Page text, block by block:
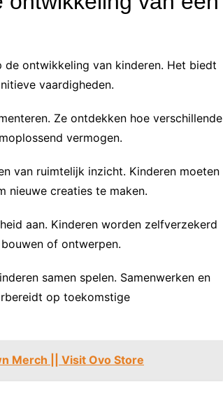
ontwikkeling van kinderen. Het biedt
vaardigheden.
Ze ontdekken hoe verschillende
vermogen.
van ruimtelijk inzicht. Kinderen moeten
nieuwe creaties te maken.
aan. Kinderen worden zelfverzekerd
of ontwerpen.
samen spelen. Samenwerken en
op toekomstige
Merch || Visit Ovo Store